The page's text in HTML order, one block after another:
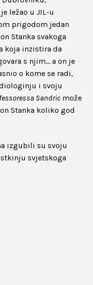
ležao u JIL-u
prigodom jedan
Stanka svakoga
koja inzistira da
s njim… a on je
o kome se radi,
i svoju
Sandric može
Stanka koliko god
izgubili su svoju
svjetskoga